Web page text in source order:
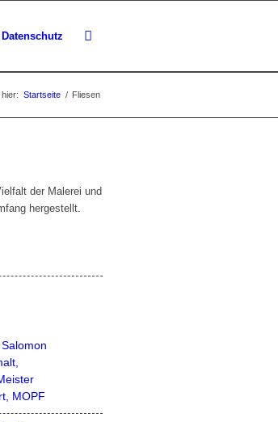
Startseite / Fliesen
der Malerei und
hergestellt.
MOPF